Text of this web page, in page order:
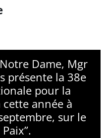
Dame, Mgr
présente la 38e
pour la
année à
sur le